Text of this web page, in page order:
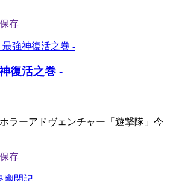
復活之巻 -
ラーアドヴェンチャー「遊撃隊」今